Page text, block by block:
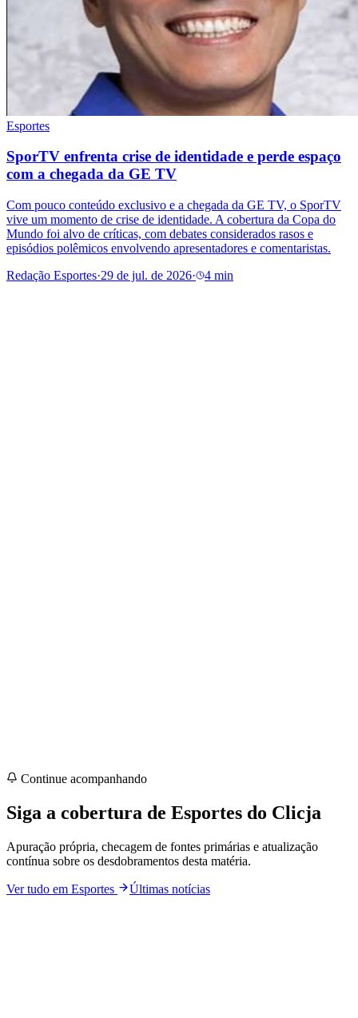
Esportes
SporTV enfrenta crise de identidade e perde espaço
com a chegada da GE TV
Com pouco conteúdo exclusivo e a chegada da GE TV, o SporTV
vive um momento de crise de identidade. A cobertura da Copa do
Mundo foi alvo de críticas, com debates considerados rasos e
episódios polêmicos envolvendo apresentadores e comentaristas.
Redação Esportes·29 de jul. de 2026· 4 min
Continue acompanhando
Siga a cobertura de Esportes do Clicja
Apuração própria, checagem de fontes primárias e atualização
contínua sobre os desdobramentos desta matéria.
Ver tudo em Esportes Últimas notícias